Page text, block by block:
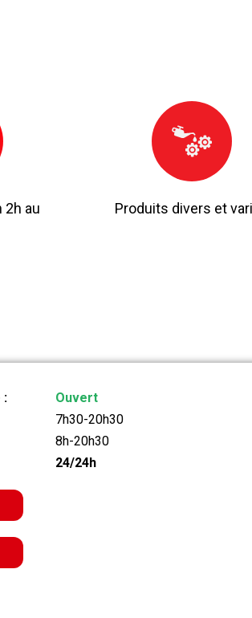
2h au
Produits divers et
:
Ouvert
7h30-20h30
8h-20h30
24/24h